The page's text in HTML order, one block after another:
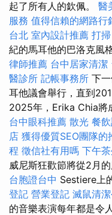
起了所有人的欽佩。 醫
服務 值得信賴的網路行
台北 室內設計推薦 打掃
紀的馬耳他的巴洛克風
律師推薦 台中居家清潔
醫診所 記帳事務所 下
耳他議會舉行，直到
2025年，Erika Chia將
台中眼科推薦 散光 餐
店 獲得優質SEO團隊的
程 徵信社有用嗎 下午
威尼斯狂歡節將從2月
台胞證台中 Sestiere上
登記 營業登記 滅鼠清
的音樂表演每年都是令